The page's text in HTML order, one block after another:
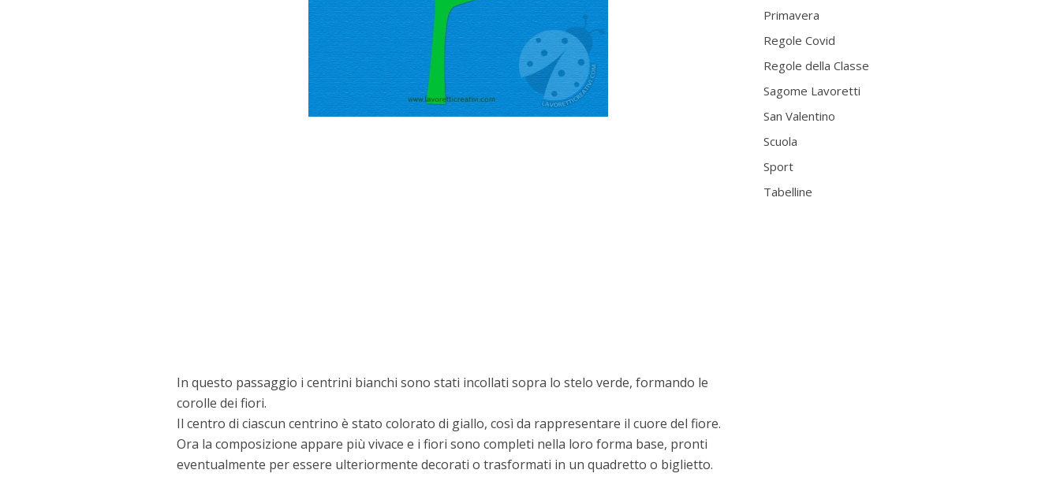
In questo passaggio i centrini bianchi sono stati incollati sopra lo stelo verde, formando le
corolle dei fiori.
Il centro di ciascun centrino è stato colorato di giallo, così da rappresentare il cuore del fiore.
Ora la composizione appare più vivace e i fiori sono completi nella loro forma base, pronti
eventualmente per essere ulteriormente decorati o trasformati in un quadretto o biglietto.
Primavera
Regole Covid
Regole della Classe
Sagome Lavoretti
San Valentino
Scuola
Sport
Tabelline